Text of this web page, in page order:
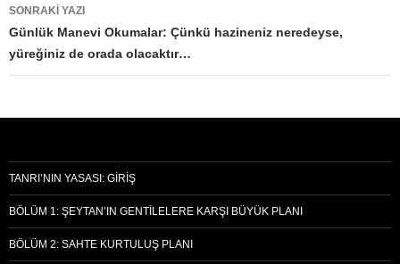
SONRAKI YAZI
Günlük Manevi Okumalar: Çünkü hazineniz neredeyse,
yüreğiniz de orada olacaktır…
TANRI’NIN YASASI: GIRIŞ
BÖLÜM 1: ŞEYTAN’IN GENTILELERE KARŞI BÜYÜK PLANI
BÖLÜM 2: SAHTE KURTULUŞ PLANI